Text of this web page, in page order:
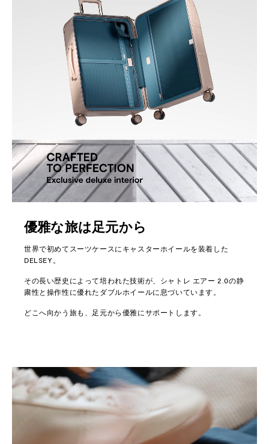
優雅な旅は足元から
世界で初めてスーツケースにキャスターホイールを装着した
DELSEY。
その長い歴史によって培われた技術が、シャトレ エアー 2.0の静
粛性と操作性に優れたダブルホイールに息づいています。
どこへ向かう旅も、足元から優雅にサポートします。